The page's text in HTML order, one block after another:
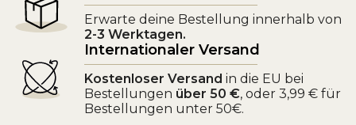
Erwarte deine Bestellung innerhalb von
2-3 Werktagen.
Internationaler Versand
Kostenloser Versand in die EU bei
Bestellungen über 50 €, oder 3,99 € für
Bestellungen unter 50€.